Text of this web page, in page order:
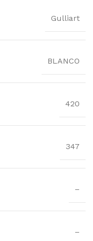
Gulliart
BLANCO
420
347
–
–